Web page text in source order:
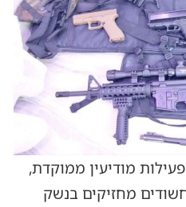
מודיעין ממוקדת,
מחזיקים בנשק